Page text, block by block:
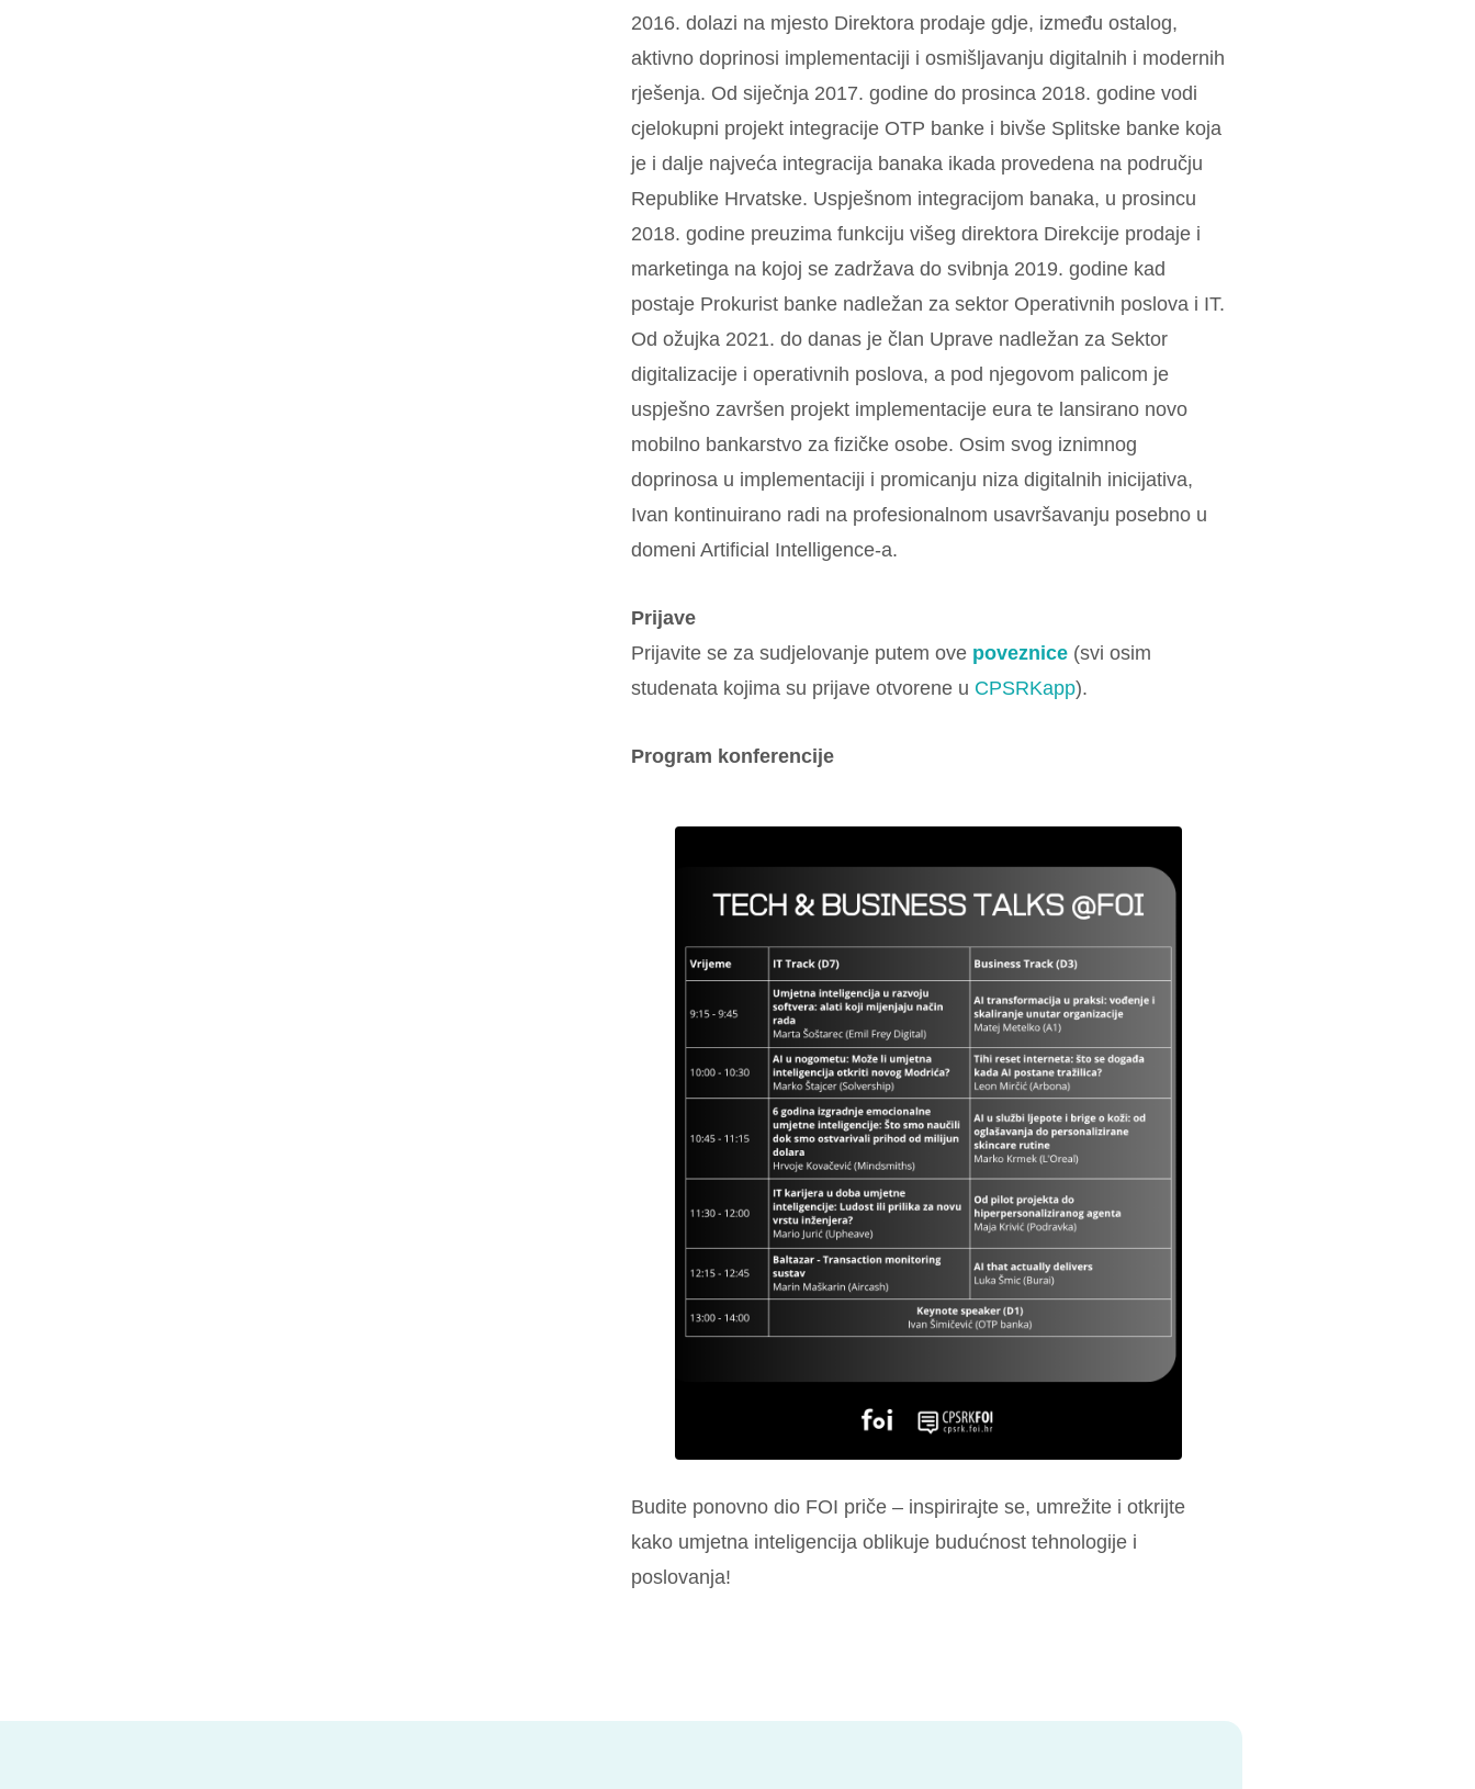
2016. dolazi na mjesto Direktora prodaje gdje, između ostalog,
aktivno doprinosi implementaciji i osmišljavanju digitalnih i modernih
rješenja. Od siječnja 2017. godine do prosinca 2018. godine vodi
cjelokupni projekt integracije OTP banke i bivše Splitske banke koja
je i dalje najveća integracija banaka ikada provedena na području
Republike Hrvatske. Uspješnom integracijom banaka, u prosincu
2018. godine preuzima funkciju višeg direktora Direkcije prodaje i
marketinga na kojoj se zadržava do svibnja 2019. godine kad
postaje Prokurist banke nadležan za sektor Operativnih poslova i IT.
Od ožujka 2021. do danas je član Uprave nadležan za Sektor
digitalizacije i operativnih poslova, a pod njegovom palicom je
uspješno završen projekt implementacije eura te lansirano novo
mobilno bankarstvo za fizičke osobe. Osim svog iznimnog
doprinosa u implementaciji i promicanju niza digitalnih inicijativa,
Ivan kontinuirano radi na profesionalnom usavršavanju posebno u
domeni Artificial Intelligence-a.
Prijave
Prijavite se za sudjelovanje putem ove poveznice (svi osim
studenata kojima su prijave otvorene u CPSRKapp).
Program konferencije
Budite ponovno dio FOI priče – inspirirajte se, umrežite i otkrijte
kako umjetna inteligencija oblikuje budućnost tehnologije i
poslovanja!